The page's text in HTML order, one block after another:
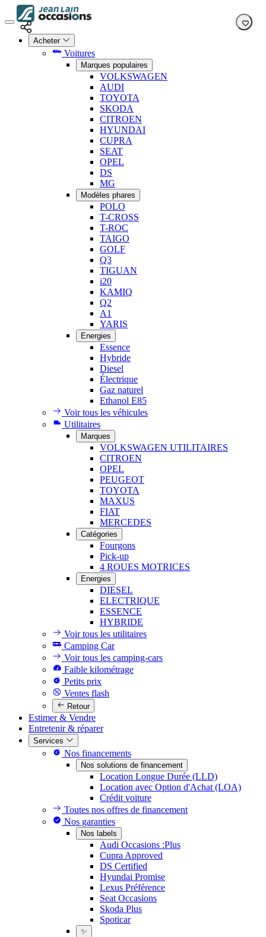
Acheter
Voitures
Marques populaires
VOLKSWAGEN
AUDI
TOYOTA
SKODA
CITROEN
HYUNDAI
CUPRA
SEAT
OPEL
DS
MG
Modèles phares
POLO
T-CROSS
T-ROC
TAIGO
GOLF
Q3
TIGUAN
i20
KAMIQ
Q2
A1
YARIS
Energies
Essence
Hybride
Diesel
Électrique
Gaz naturel
Ethanol E85
Voir tous les véhicules
Utilitaires
Marques
VOLKSWAGEN UTILITAIRES
CITROEN
OPEL
PEUGEOT
TOYOTA
MAXUS
FIAT
MERCEDES
Catégories
Fourgons
Pick-up
4 ROUES MOTRICES
Energies
DIESEL
ELECTRIQUE
ESSENCE
HYBRIDE
Voir tous les utilitaires
Camping Car
Voir tous les camping-cars
Faible kilométrage
Petits prix
Ventes flash
Retour
Estimer & Vendre
Entretenir & réparer
Services
Nos financements
Nos solutions de financement
Location Longue Durée (LLD)
Location avec Option d'Achat (LOA)
Crédit voiture
Toutes nos offres de financement
Nos garanties
Nos labels
Audi Occasions :Plus
Cupra Approved
DS Certified
Hyundai Promise
Lexus Préférence
Seat Occasions
Skoda Plus
Spoticar
✨